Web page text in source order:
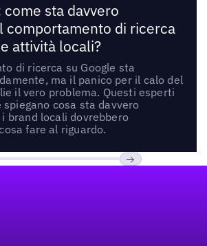
come sta davvero
comportamento di ricerca
attività locali?
di ricerca su Google sta
ma il panico per il calo del
il vero problema. Questi esperti
cosa sta davvero
brand locali dovrebbero
fare al riguardo.